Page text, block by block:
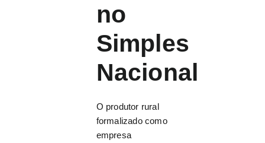
no
Simples
Nacional
O produtor rural
formalizado como
empresa